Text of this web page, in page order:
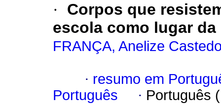
·
Corpos que
escola como lugar
FRANÇA, Anelize
· resumo em
Português
· Português